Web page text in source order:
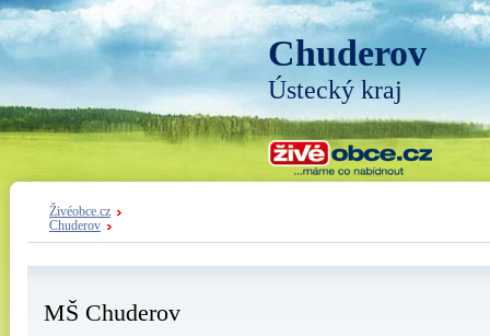
Chuderov
Ústecký kraj
Živéobce.cz
Chuderov
MŠ Chuderov